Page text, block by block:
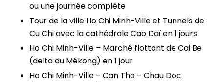
ou une journée complète
Tour de la ville Ho Chi Minh-Ville et Tunnels de
Cu Chi avec la cathédraleCao Daïen 1 jours
Ho Chi Minh-Ville – Marché flottant de Cai Be
(delta du Mékong) en 1 jour
Ho Chi Minh-Ville – Can Tho – Chau Doc